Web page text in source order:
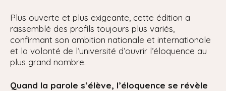
Plus ouverte et plus exigeante, cette édition a
rassemblé des profils toujours plus variés,
confirmant son ambition nationale et internationale
et la volonté de l’université d’ouvrir l’éloquence au
plus grand nombre.
Quand la parole s’élève, l’éloquence se révèle